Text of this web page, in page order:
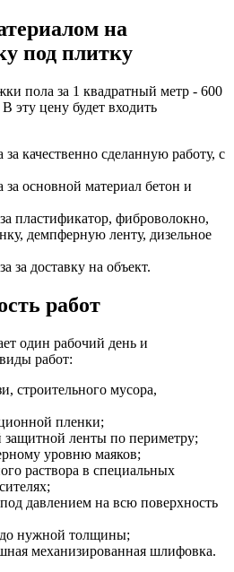
на
под плитку
пола за 1 квадратный метр - 600
эту цену будет входить
качественно сделанную работу, с
за основной материал бетон и
пластификатор, фиброволокно,
демпферную ленту, дизельное
за доставку на объект.
работ
один рабочий день и
работ:
строительного мусора,
пленки;
ленты по периметру;
уровню маяков;
раствора в специальных
давлением на всю поверхность
нужной толщины;
механизированная шлифовка.